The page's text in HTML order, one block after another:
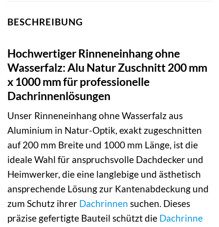
BESCHREIBUNG
Hochwertiger Rinneneinhang ohne
Wasserfalz: Alu Natur Zuschnitt 200 mm
x 1000 mm für professionelle
Dachrinnenlösungen
Unser Rinneneinhang ohne Wasserfalz aus
Aluminium in Natur-Optik, exakt zugeschnitten
auf 200 mm Breite und 1000 mm Länge, ist die
ideale Wahl für anspruchsvolle Dachdecker und
Heimwerker, die eine langlebige und ästhetisch
ansprechende Lösung zur Kantenabdeckung und
zum Schutz ihrer Dachrinnen suchen. Dieses
präzise gefertigte Bauteil schützt die Dachrinne